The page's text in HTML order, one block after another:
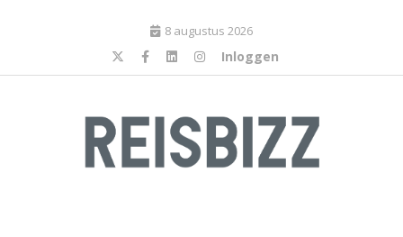
8 augustus 2026
Inloggen